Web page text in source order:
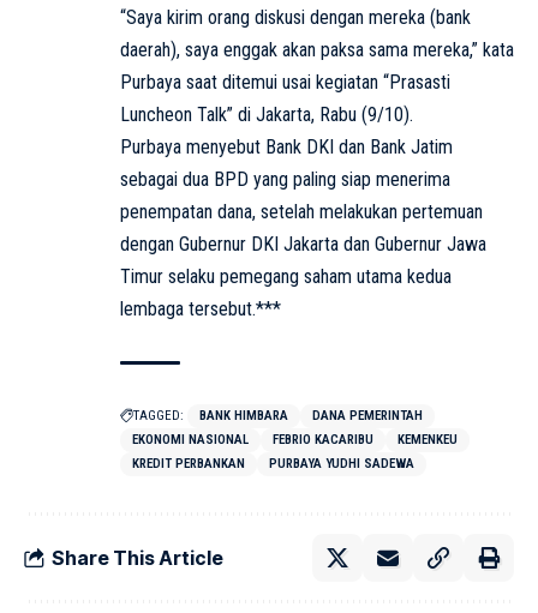
“Saya kirim orang diskusi dengan mereka (bank
daerah), saya enggak akan paksa sama mereka,” kata
Purbaya saat ditemui usai kegiatan “Prasasti
Luncheon Talk” di Jakarta, Rabu (9/10).
Purbaya menyebut Bank DKI dan Bank Jatim
sebagai dua BPD yang paling siap menerima
penempatan dana, setelah melakukan pertemuan
dengan Gubernur DKI Jakarta dan Gubernur Jawa
Timur selaku pemegang saham utama kedua
lembaga tersebut.***
TAGGED: BANK HIMBARA
DANA PEMERINTAH
EKONOMI NASIONAL
FEBRIO KACARIBU
KEMENKEU
KREDIT PERBANKAN
PURBAYA YUDHI SADEWA
Share This Article